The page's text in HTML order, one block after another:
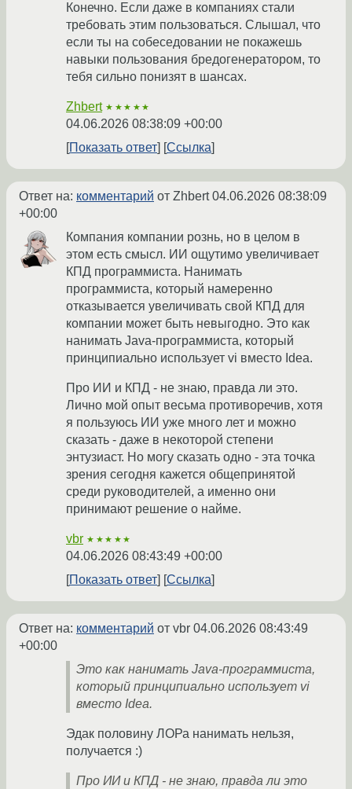
Конечно. Если даже в компаниях стали
требовать этим пользоваться. Слышал, что
если ты на собеседовании не покажешь
навыки пользования бредогенератором, то
тебя сильно понизят в шансах.
Zhbert ★★★★★
04.06.2026 08:38:09 +00:00
Показать ответ
Ссылка
Ответ на: комментарий от Zhbert04.06.2026 08:38:09
+00:00
Компания компании рознь, но в целом в
этом есть смысл. ИИ ощутимо увеличивает
КПД программиста. Нанимать
программиста, который намеренно
отказывается увеличивать свой КПД для
компании может быть невыгодно. Это как
нанимать Java-программиста, который
принципиально использует vi вместо Idea.
Про ИИ и КПД - не знаю, правда ли это.
Лично мой опыт весьма противоречив, хотя
я пользуюсь ИИ уже много лет и можно
сказать - даже в некоторой степени
энтузиаст. Но могу сказать одно - эта точка
зрения сегодня кажется общепринятой
среди руководителей, а именно они
принимают решение о найме.
vbr ★★★★★
04.06.2026 08:43:49 +00:00
Показать ответ
Ссылка
Ответ на: комментарий от vbr 04.06.2026 08:43:49
+00:00
Это как нанимать Java-программиста,
который принципиально использует vi
вместо Idea.
Эдак половину ЛОРа нанимать нельзя,
получается :)
Про ИИ и КПД - не знаю, правда ли это